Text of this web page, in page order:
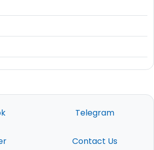
Telegram
Contact Us